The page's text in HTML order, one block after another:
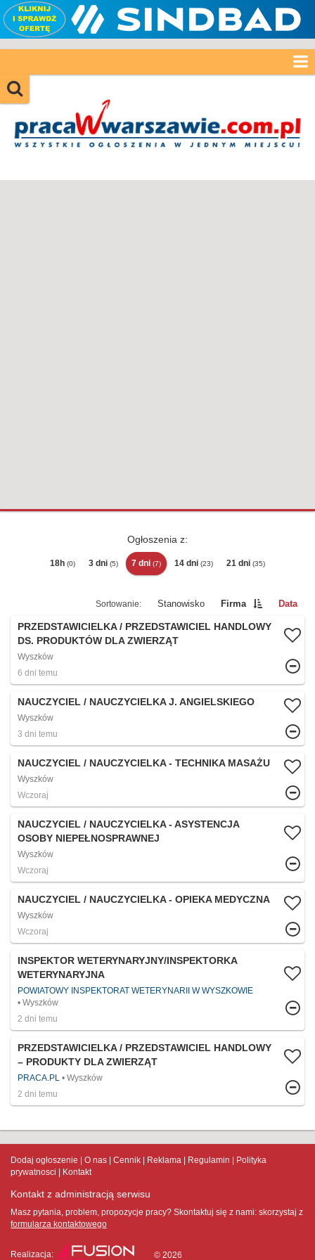
Ogłoszenia z:
18h (0) 3 dni (5) 7 dni (7) 14 dni (23) 21 dni (35)
Stanowisko Firma Data
PRZEDSTAWICIELKA / PRZEDSTAWICIEL HANDLOWY
DS. PRODUKTÓW DLA ZWIERZĄT
Wyszków
6 dni temu
NAUCZYCIEL / NAUCZYCIELKA J. ANGIELSKIEGO
Wyszków
3 dni temu
NAUCZYCIEL / NAUCZYCIELKA - TECHNIKA MASAŻU
Wyszków
Wczoraj
NAUCZYCIEL / NAUCZYCIELKA - ASYSTENCJA
OSOBY NIEPEŁNOSPRAWNEJ
Wyszków
Wczoraj
NAUCZYCIEL / NAUCZYCIELKA - OPIEKA MEDYCZNA
Wyszków
Wczoraj
INSPEKTOR WETERYNARYJNY/INSPEKTORKA
WETERYNARYJNA
POWIATOWY INSPEKTORAT WETERYNARII W WYSZKOWIE
Wyszków
2 dni temu
PRZEDSTAWICIELKA / PRZEDSTAWICIEL HANDLOWY
– PRODUKTY DLA ZWIERZĄT
PRACA.PL
Wyszków
2 dni temu
Dodaj ogłoszenie O nas Cennik Reklama Regulamin
Polityka
prywatnosci
Kontakt
Kontakt z administracją serwisu
Masz pytania, problem, propozycje pracy? Skontaktuj się z nami: skorzystaj z
formularza kontaktowego
Realizacja: © 2026